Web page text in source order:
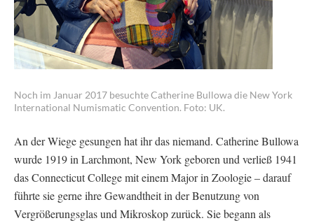
Noch im Januar 2017 besuchte Catherine Bullowa die New York
International Numismatic Convention. Foto: UK.
An der Wiege gesungen hat ihr das niemand. Catherine Bullowa
wurde 1919 in Larchmont, New York geboren und verließ 1941
das Connecticut College mit einem Major in Zoologie – darauf
führte sie gerne ihre Gewandtheit in der Benutzung von
Vergrößerungsglas und Mikroskop zurück. Sie begann als